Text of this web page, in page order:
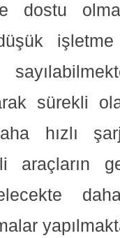
dostu
sürekli
hızlı
araçların